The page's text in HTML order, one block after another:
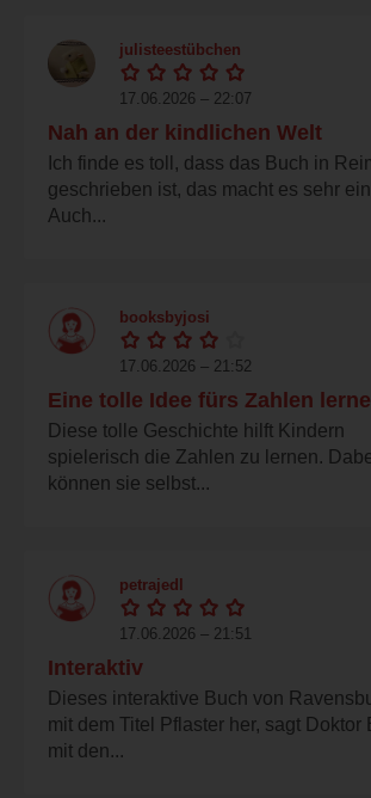
julisteestübchen
17.06.2026 – 22:07
Nah an der kindlichen Welt
Ich finde es toll, dass das Buch in
geschrieben ist, das macht es sehr
Auch...
booksbyjosi
17.06.2026 – 21:52
Eine tolle Idee fürs Zahlen
Diese tolle Geschichte hilft Kindern
spielerisch die Zahlen zu lernen.
können sie selbst...
petrajedl
17.06.2026 – 21:51
Interaktiv
Dieses interaktive Buch von
mit dem Titel Pflaster her, sagt Doktor
mit den...